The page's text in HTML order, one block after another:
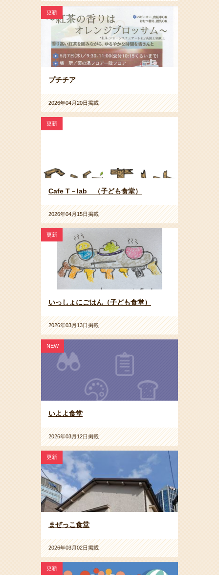
更新
プチチア
2026年04月20日掲載
更新
Cafe T－lab （子ども食堂）
2026年04月15日掲載
更新
いっしょにごはん（子ども食堂）
2026年03月13日掲載
NEW
いよよ食堂
2026年03月12日掲載
更新
まぜっこ食堂
2026年03月02日掲載
更新